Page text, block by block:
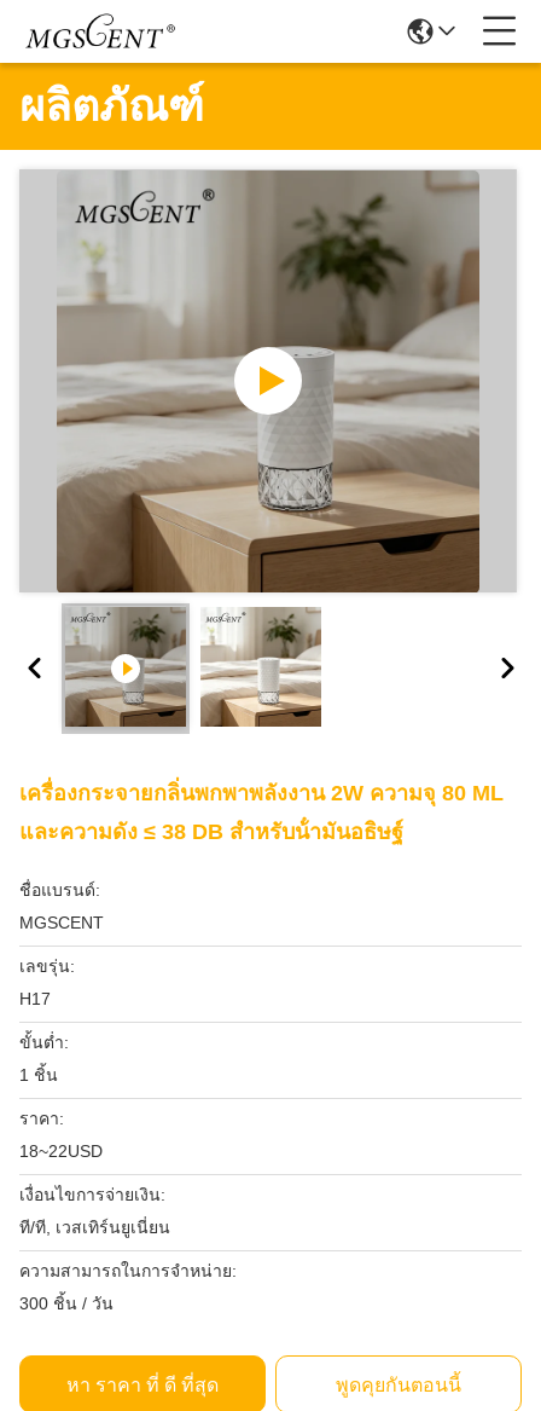
ผลิตภัณฑ์
เครื่องกระจายกลิ่นพกพาพลังงาน 2W ความจุ 80 ML
และความดัง ≤ 38 DB สําหรับน้ํามันอธิษฐ์
ชื่อแบรนด์:
MGSCENT
เลขรุ่น:
H17
ขั้นต่ำ:
1 ชิ้น
ราคา:
18~22USD
เงื่อนไขการจ่ายเงิน:
ที/ที, เวสเทิร์นยูเนี่ยน
ความสามารถในการจําหน่าย:
300 ชิ้น / วัน
หา ราคา ที่ ดี ที่สุด พูดคุยกันตอนนี้